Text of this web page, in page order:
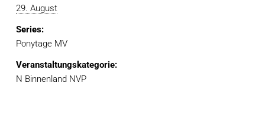
29. August
Series:
Ponytage MV
Veranstaltungskategorie:
N Binnenland NVP